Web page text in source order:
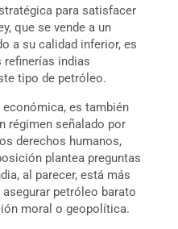
para satisfacer
que se vende a un
a su calidad inferior, es
refinerías indias
tipo de petróleo.
es también
régimen señalado por
derechos humanos,
plantea preguntas
al parecer, está más
petróleo barato
moral o geopolítica.